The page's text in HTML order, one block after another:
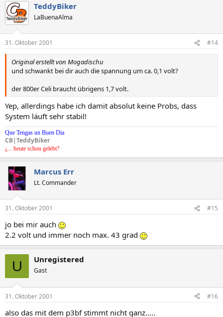
TeddyBiker
LaBuenaAlma
31. Oktober 2001 #14
Original erstellt von Mogadischu
und schwankt bei dir auch die spannung um ca. 0,1 volt?
der 800er Celi braucht übrigens 1,7 volt.
Yep, allerdings habe ich damit absolut keine Probs, dass
System läuft sehr stabil!
Que Tengas un Buen Dia
CB|TeddyBiker
¿... heute schon gelebt?
Marcus Err
Lt. Commander
31. Oktober 2001 #15
jo bei mir auch
2.2 volt und immer noch max. 43 grad
U Unregistered
Gast
31. Oktober 2001 #16
also das mit dem p3bf stimmt nicht ganz.....